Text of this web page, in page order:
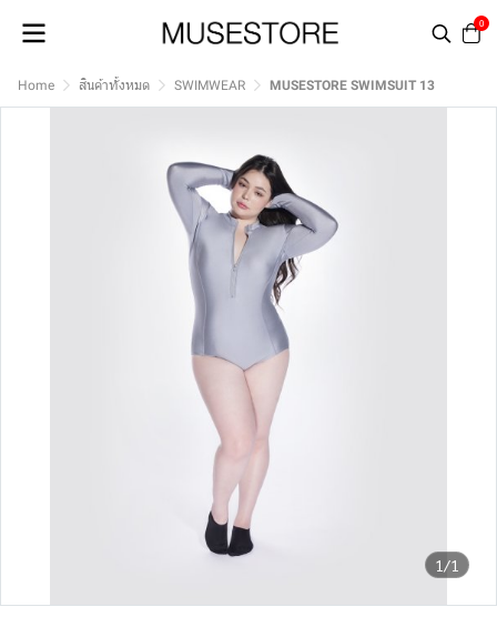
0
Home สินค้าทั้งหมด SWIMWEAR MUSESTORE SWIMSUIT 13
1/1